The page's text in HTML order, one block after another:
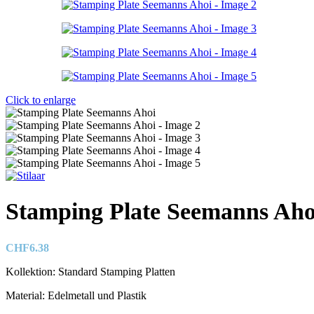
Click to enlarge
Stamping Plate Seemanns
CHF6.38
Kollektion: Standard Stamping Platten
Material: Edelmetall und Plastik